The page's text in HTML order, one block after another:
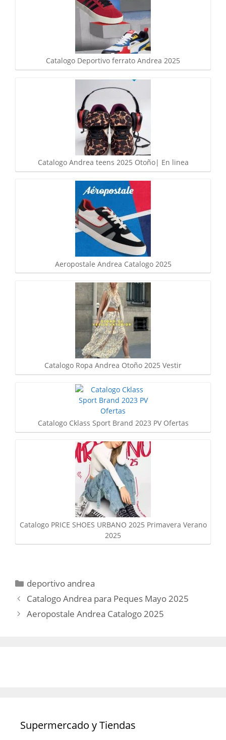
Catalogo Deportivo ferrato Andrea 2025
Catalogo Andrea teens 2025 Otoño| En linea
Aeropostale Andrea Catalogo 2025
Catalogo Ropa Andrea Otoño 2025 Vestir
Catalogo Cklass Sport Brand 2023 PV Ofertas
Catalogo PRICE SHOES URBANO 2025 Primavera Verano
2025
Categorías
deportivo andrea
Catalogo Andrea para Peques Mayo 2025
Aeropostale Andrea Catalogo 2025
Supermercado y Tiendas